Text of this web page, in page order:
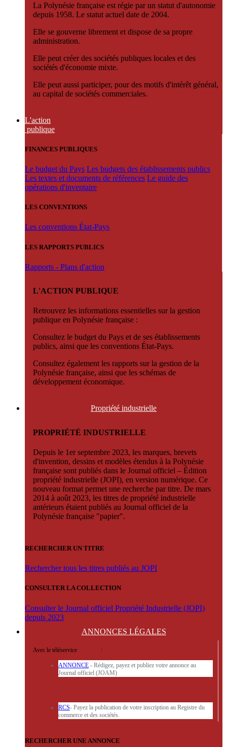
La Polynésie française est régie par un statut d'autonomie
depuis 1958. Le statut actuel date de 2004.
Elle se gouverne librement et dispose de sa propre
administration.
Elle peut créer des sociétés publiques locales et des
sociétés d'économie mixte.
Elle peut aussi participer, pour des motifs d'intérêt général,
au capital de sociétés commerciales.
L'action
publique
FINANCES PUBLIQUES
Le budget du Pays Les budgets des établissements publics
Les textes et documents de références Le guide des
opérations d'inventaire
LES CONVENTIONS
Les conventions État-Pays
LES RAPPORTS PUBLICS
Rapports - Plans d'action
L'ACTION PUBLIQUE
Retrouvez les informations essentielles sur la gestion
publique en Polynésie française :
Consultez le budget du Pays et de ses établissements
publics, ainsi que les conventions État-Pays.
Consultez également les rapports sur la gestion de la
Polynésie française, ainsi que les schémas de
développement économique.
Propriété industrielle
PROPRIÉTÉ INDUSTRIELLE
Depuis le 1er septembre 2023, les marques, brevets
d'invention, dessins et modèles étendus à la Polynésie
française sont publiés dans le Journal officiel – Édition
propriété industrielle (JOPI), en version numérique. Ce
nouveau format permet une recherche par titre. De mars
2014 à août 2023, les titres de propriété industrielle
antérieurs étaient publiés au Journal officiel de la
Polynésie française "papier".
RECHERCHER UN TITRE
Rechercher tous les titres publiés au JOPI
CONSULTER LA COLLECTION
Consulter le Journal officiel Propriété Industrielle (JOPI)
depuis 2023
ANNONCES LÉGALES
Avec le téléservice :
ANNONCE - Rédigez, payez et publiez votre annonce au
Journal officiel (JOAM)
RCS- Payez la publication de votre inscription au Registre du
commerce et des sociétés.
RECHERCHER UNE ANNONCE